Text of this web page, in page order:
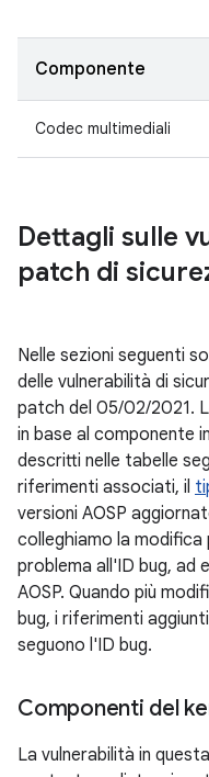
Componente
Codec multimediali
Dettagli sulle
patch di
Nelle sezioni seguenti
delle vulnerabilità di
patch del 05/02/2021.
in base al componente
descritti nelle tabelle
riferimenti associati, il
versioni AOSP
colleghiamo la
problema all'ID bug, ad
AOSP. Quando più
bug, i riferimenti
seguono l'ID bug.
Componenti del
La vulnerabilità in